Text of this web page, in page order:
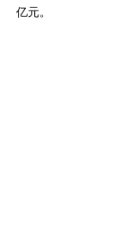
亿元。